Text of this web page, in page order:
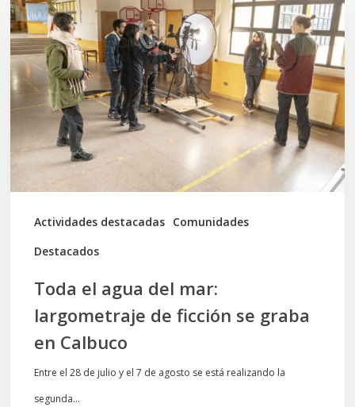
Actividades destacadas Comunidades
Destacados
el
agua
del
mar:
largometraje
de
ficción
se
graba
Toda el agua del mar:
largometraje de ficción se graba
en Calbuco
Entre el 28 de julio y el 7 de agosto se está realizando la
segunda…